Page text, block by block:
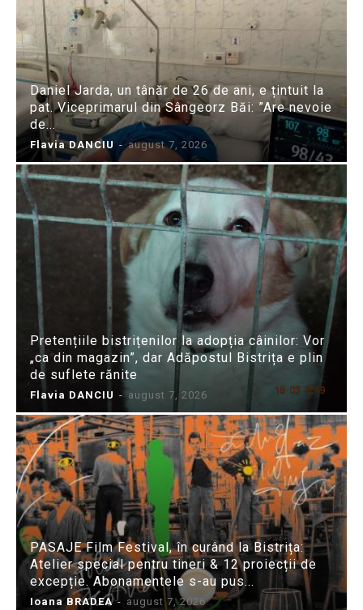
Daniel Jarda, un tânăr de 26 de ani, e țintuit la
pat. Viceprimarul din Sângeorz Băi: ”Are nevoie
de...
Flavia DANCIU - august 7, 2026
Pretențiile bistrițenilor la adopția câinilor: Vor
„ca din magazin”, dar Adăpostul Bistrița e plin
de suflete rănite
Flavia DANCIU - august 7, 2026
PASAJE Film Festival, în curând la Bistrița:
Atelier special pentru tineri & 12 proiecții de
excepție. Abonamentele s-au pus...
Ioana BRADEA - august 7, 2026